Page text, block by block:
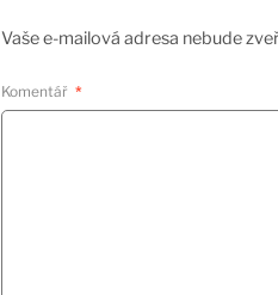
Vaše e-mailová adresa nebude
Komentář *